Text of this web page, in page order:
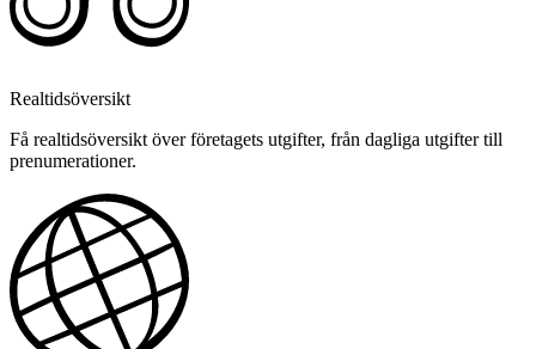
Realtidsöversikt
Få realtidsöversikt över företagets utgifter, från dagliga utgifter till
prenumerationer.